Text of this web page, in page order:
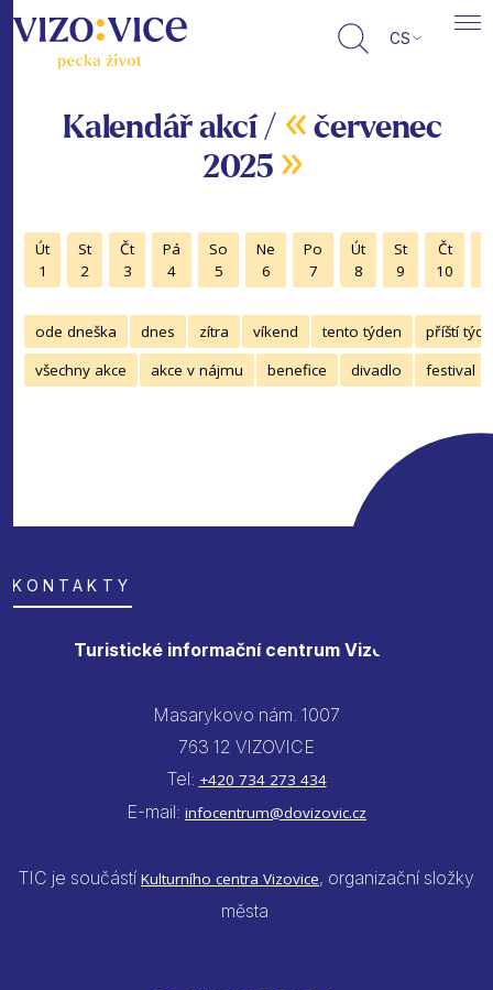
CS
Kalendář akcí / « červenec
2025 »
Út
1
St
2
Čt
3
Pá
4
So
5
Ne
6
Po
7
Út
8
St
9
Čt
10
ode dneška dnes zítra víkend tento týden
příští
všechny akce
akce v nájmu benefice divadlo festival
KONTAKTY
Turistické informační centrum Vizovice
Masarykovo nám. 1007
763 12 VIZOVICE
Tel: +420 734 273 434
E-mail: infocentrum@dovizovic.cz
TIC je součástí Kulturního centra Vizovice, organizační složky
města